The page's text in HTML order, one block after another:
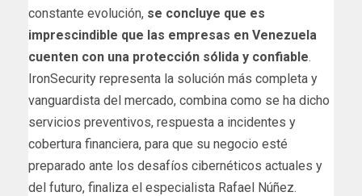
constante evolución, se concluye que es
imprescindible que las empresas en Venezuela
cuenten con una protección sólida y confiable.
IronSecurity representa la solución más completa y
vanguardista del mercado, combina como se ha dicho
servicios preventivos, respuesta a incidentes y
cobertura financiera, para que su negocio esté
preparado ante los desafíos cibernéticos actuales y
del futuro, finaliza el especialista Rafael Núñez.